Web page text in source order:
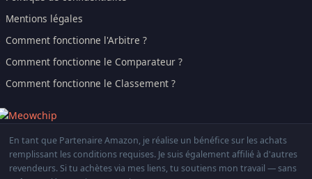
Mentions légales
Comment fonctionne l'Arbitre ?
Comment fonctionne le Comparateur ?
Comment fonctionne le Classement ?
En tant que Partenaire Amazon, je réalise un bénéfice sur les achats
remplissant les conditions requises. Je suis également affilié à d'autres
revendeurs. Si tu achètes via mes liens, tu soutiens mon travail — sans